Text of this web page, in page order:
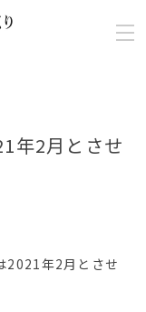
年2月とさせ
2021年2月とさせ